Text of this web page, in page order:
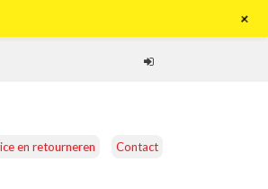
en retourneren Contact
+